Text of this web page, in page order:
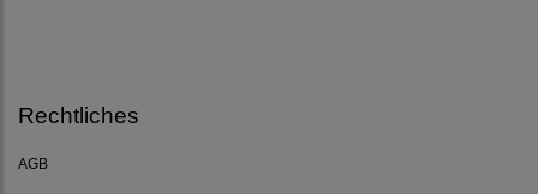
Rechtliches
AGB